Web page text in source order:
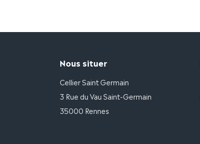
Nous situer
Cellier Saint Germain
3 Rue du Vau Saint-Germain
35000 Rennes